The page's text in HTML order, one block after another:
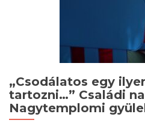
„Csodálatos egy
tartozni…” Családi
Nagytemplomi